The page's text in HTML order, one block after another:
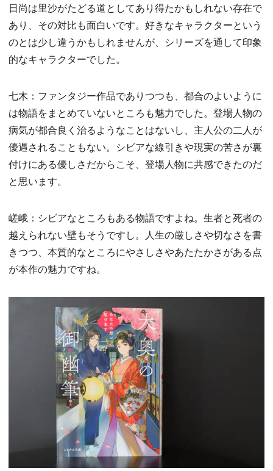
日尚は里沙がたどる道としてあり得たかもしれない存在で
あり、その対比も面白いです。好きなキャラクターという
のとは少し違うかもしれませんが、シリーズを通して印象
的なキャラクターでした。
七木：ファンタジー作品でありつつも、都合のよいように
は物語をまとめていないところも魅力でした。登場人物の
病気が都合良く治るようなことはないし、主人公の二人が
優遇されることもない。シビアな線引きや現実の苦さが裏
付けにある優しさだからこそ、登場人物に共感できたのだ
と思います。
嵯峨：シビアなところもある物語ですよね。生者と死者の
越えられない壁もそうですし。人生の厳しさや切なさを書
きつつ、本質的なところにやさしさやあたたかさがある点
が本作の魅力ですね。